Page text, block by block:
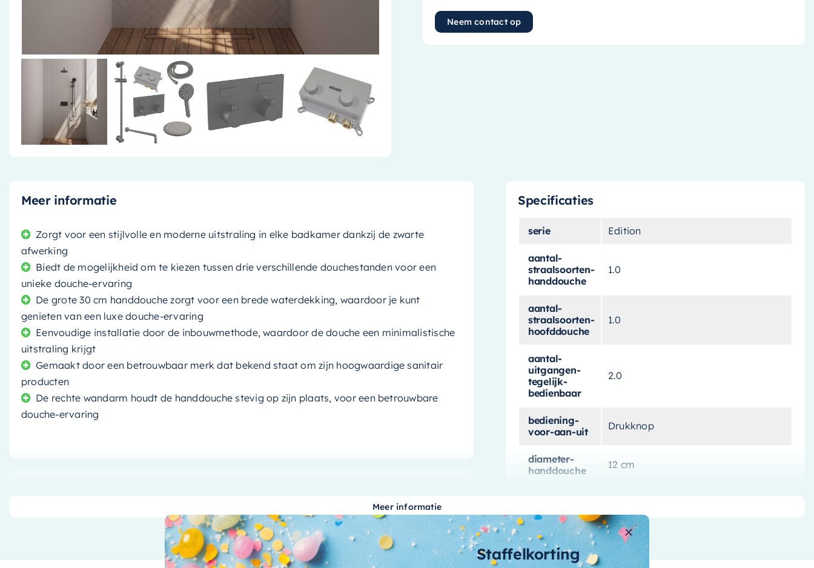
Neem contact op
Meer informatie
Zorgt voor een stijlvolle en moderne uitstraling in elke badkamer dankzij de zwarte
afwerking
Biedt de mogelijkheid om te kiezen tussen drie verschillende douchestanden voor een
unieke douche-ervaring
De grote 30 cm handdouche zorgt voor een brede waterdekking, waardoor je kunt
genieten van een luxe douche-ervaring
Eenvoudige installatie door de inbouwmethode, waardoor de douche een minimalistische
uitstraling krijgt
Gemaakt door een betrouwbaar merk dat bekend staat om zijn hoogwaardige sanitair
producten
De rechte wandarm houdt de handdouche stevig op zijn plaats, voor een betrouwbare
douche-ervaring
in sanitair, kunt u erop vertrouwen dat
u een product van topkwaliteit in handen heeft dat zowel stijlvol als functioneel is.
Een Luxe Douche-ervaring
Specificaties
serie Edition
aantal-
straalsoorten-
handdouche
1.0
aantal-
straalsoorten-
hoofddouche
1.0
aantal-
uitgangen-
tegelijk-
bedienbaar
2.0
bediening-
voor-aan-uit
Drukknop
diameter-
handdouche
12 cm
ean-code 8720724510624
glansgraad Mat
Meer informatie
Staffelkorting